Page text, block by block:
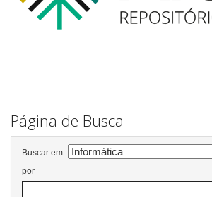
Página de Busca
Buscar em:
por